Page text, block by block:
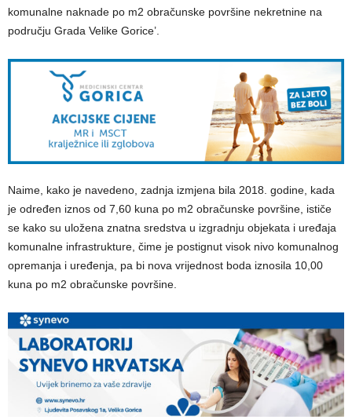
komunalne naknade po m2 obračunske površine nekretnine na
području Grada Velike Gorice’.
Naime, kako je navedeno, zadnja izmjena bila 2018. godine, kada
je određen iznos od 7,60 kuna po m2 obračunske površine, ističe
se kako su uložena znatna sredstva u izgradnju objekata i uređaja
komunalne infrastrukture, čime je postignut visok nivo komunalnog
opremanja i uređenja, pa bi nova vrijednost boda iznosila 10,00
kuna po m2 obračunske površine.